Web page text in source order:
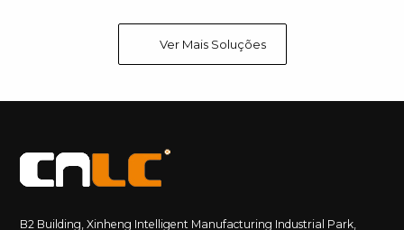
Ver Mais Soluções
B2 Building, Xinheng Intelligent Manufacturing Industrial Park,